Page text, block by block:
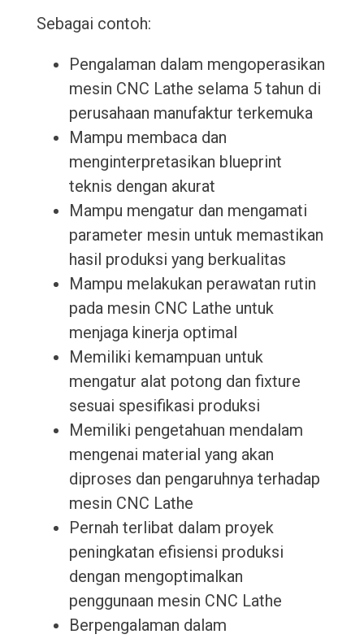
Sebagai contoh:
Pengalaman dalam mengoperasikan
mesin CNC Lathe selama 5 tahun di
perusahaan manufaktur terkemuka
Mampu membaca dan
menginterpretasikan blueprint
teknis dengan akurat
Mampu mengatur dan mengamati
parameter mesin untuk memastikan
hasil produksi yang berkualitas
Mampu melakukan perawatan rutin
pada mesin CNC Lathe untuk
menjaga kinerja optimal
Memiliki kemampuan untuk
mengatur alat potong dan fixture
sesuai spesifikasi produksi
Memiliki pengetahuan mendalam
mengenai material yang akan
diproses dan pengaruhnya terhadap
mesin CNC Lathe
Pernah terlibat dalam proyek
peningkatan efisiensi produksi
dengan mengoptimalkan
penggunaan mesin CNC Lathe
Berpengalaman dalam